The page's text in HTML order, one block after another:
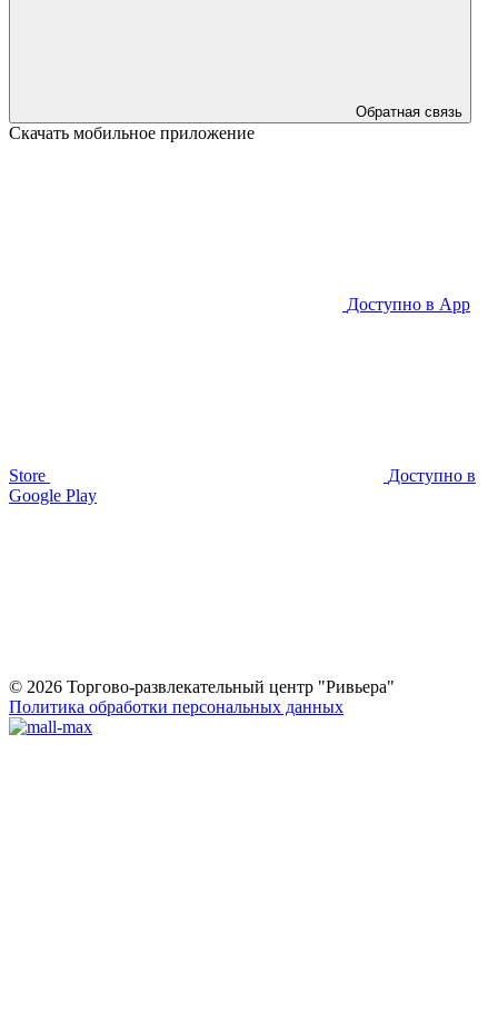
Обратная связь
Скачать мобильное приложение
Доступно в App
Store
Доступно в
Google Play
© 2026 Торгово-развлекательный центр "Ривьера"
Политика обработки персональных данных